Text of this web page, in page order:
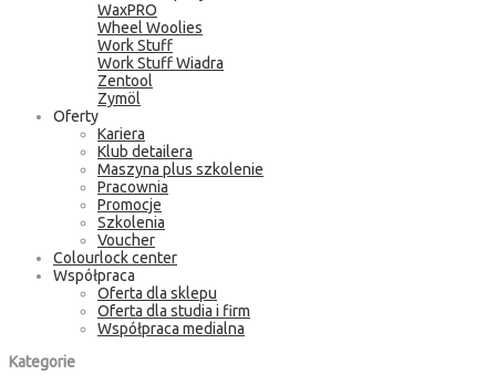
WaxPRO
Wheel Woolies
Work Stuff
Work Stuff Wiadra
Zentool
Zymöl
Oferty
Kariera
Klub detailera
Maszyna plus szkolenie
Pracownia
Promocje
Szkolenia
Voucher
Colourlock center
Współpraca
Oferta dla sklepu
Oferta dla studia i firm
Współpraca medialna
Kategorie